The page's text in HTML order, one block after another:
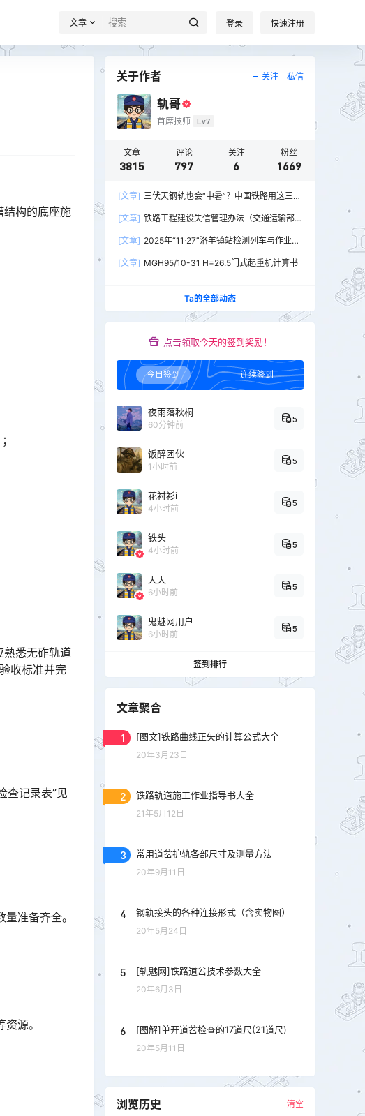
文章 登录 快速注册
结构的底座施
熟悉无砟轨道
收标准并完
查记录表”见
准备齐全。
源。
关于作者 关注 私信
轨哥
首席技师 Lv7
文章
3815
评论
797
关注
6
粉丝
1669
[文章] 三伏天钢轨也会“中暑”？中国铁路用这三招
[文章] 铁路工程建设失信管理办法（交通运输部
[文章] 2025年“11·27”洛羊镇站检测列车与作业人
[文章] MGH95/10-31 H=26.5门式起重机计算书
Ta的全部动态
点击领取今天的签到奖励！
今日签到 连续签到
夜雨落秋桐
60分钟前
5
饭醉团伙
1小时前
5
花衬衫i
4小时前
5
铁头
4小时前
5
天天
6小时前
5
鬼魅网用户
6小时前
5
签到排行
文章聚合
1 [图文]铁路曲线正矢的计算公式大全
20年3月23日
2 铁路轨道施工作业指导书大全
21年5月12日
3 常用道岔护轨各部尺寸及测量方法
20年9月11日
4 钢轨接头的各种连接形式（含实物图）
20年5月24日
5 [轨魅网]铁路道岔技术参数大全
20年6月3日
6 [图解]单开道岔检查的17道尺(21道尺)
20年5月11日
浏览历史 清空